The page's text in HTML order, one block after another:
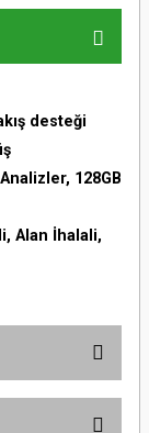
desteği
128GB
Alan İhalali,